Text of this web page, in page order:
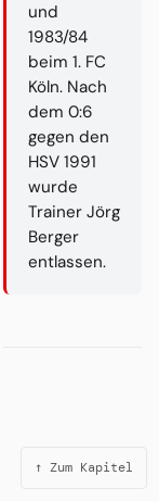
und
1983/84
beim 1. FC
Köln. Nach
dem 0:6
gegen den
HSV 1991
wurde
Trainer Jörg
Berger
entlassen.
↑ Zum Kapitel